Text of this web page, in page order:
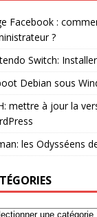
Facebook :
?
Switch:
Debian sous
mettre à jour la
les Odysséens